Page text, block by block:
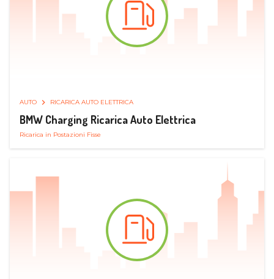
AUTO RICARICA AUTO ELETTRICA
BMW Charging Ricarica Auto Elettrica
Ricarica in Postazioni Fisse